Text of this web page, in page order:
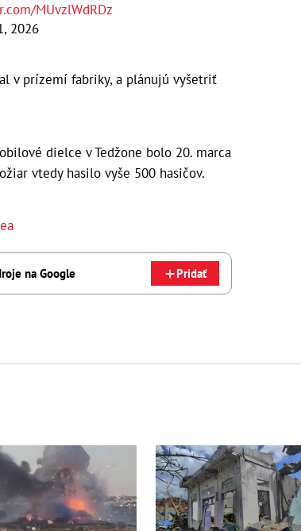
MUvzlWdRDz
2026
v prízemí fabriky, a plánujú vyšetriť
dielce v Tedžone bolo 20. marca
vtedy hasilo vyše 500 hasičov.
na Google Pridať